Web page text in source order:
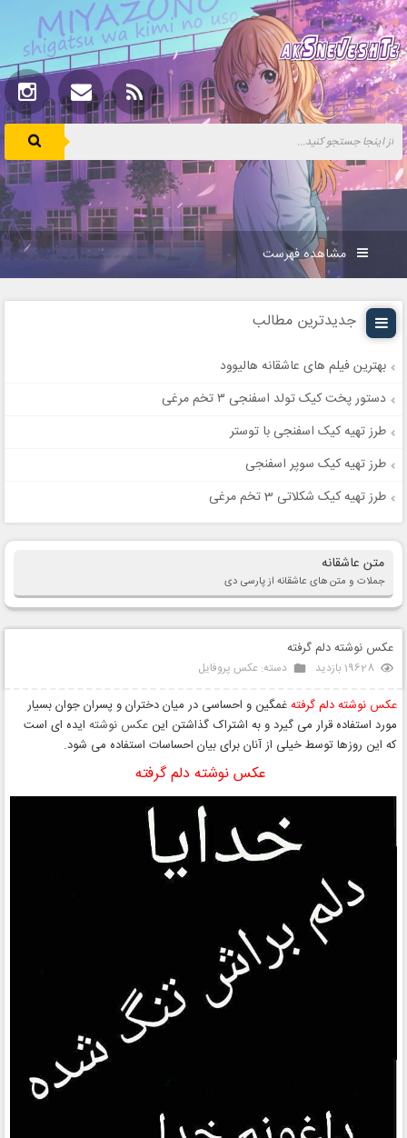
مشاهده فهرست
جدیدترین مطالب
بهترین فیلم های عاشقانه هالیوود
دستور پخت کیک تولد اسفنجی ۳ تخم مرغی
طرز تهیه کیک اسفنجی با توستر
طرز تهیه کیک سوپر اسفنجی
طرز تهیه کیک شکلاتی 3 تخم مرغی
متن عاشقانه
جملات و متن های عاشقانه از پارسی دی
عکس نوشته دلم گرفته
19628 بازدید دسته: عکس پروفایل
عکس نوشته دلم گرفته غمگین و احساسی در میان دختران و پسران جوان بسیار
مورد استفاده قرار می گیرد و به اشتراک گذاشتن این عکس نوشته ایده ای است
که این روزها توسط خیلی از آنان برای بیان احساسات استفاده می شود.
عکس نوشته دلم گرفته